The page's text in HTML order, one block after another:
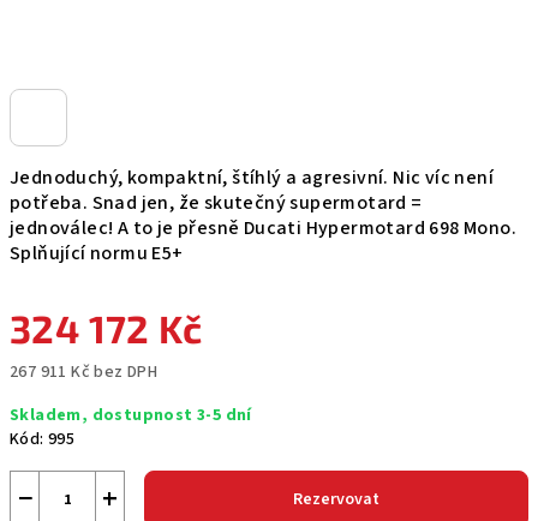
Jednoduchý, kompaktní, štíhlý a agresivní. Nic víc není
potřeba. Snad jen, že skutečný supermotard =
jednoválec! A to je přesně Ducati Hypermotard 698 Mono.
Splňující normu E5+
324 172 Kč
267 911 Kč bez DPH
cena:
Skladem, dostupnost 3-5 dní
Kód: 995
+
− Rezervovat